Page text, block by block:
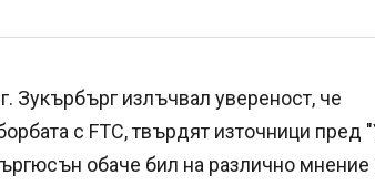
Зукърбърг излъчвал увереност, че
с FTC, твърдят източници пред
обаче бил на различно мнение